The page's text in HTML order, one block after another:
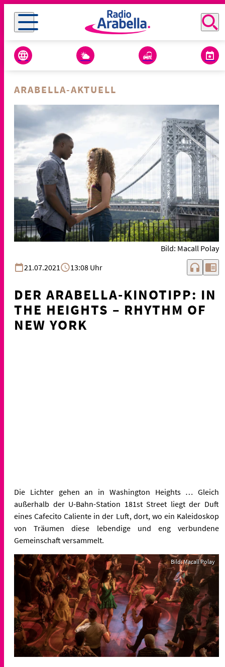
ARABELLA-AKTUELL
Bild: Macall Polay
21.07.2021
13:08 Uhr headphones chrome_reader_mode
DER ARABELLA-KINOTIPP: IN
THE HEIGHTS – RHYTHM OF
NEW YORK
Die Lichter gehen an in Washington Heights … Gleich
außerhalb der U-Bahn-Station 181st Street liegt der Duft
eines Cafecito Caliente in der Luft, dort, wo ein Kaleidoskop
von Träumen diese lebendige und eng verbundene
Gemeinschaft versammelt.
Bild: Macall Polay